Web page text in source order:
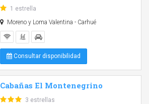
1 estrella
Moreno y Loma Valentina - Carhué
Consultar disponibilidad
Cabañas El Montenegrino
3 estrellas